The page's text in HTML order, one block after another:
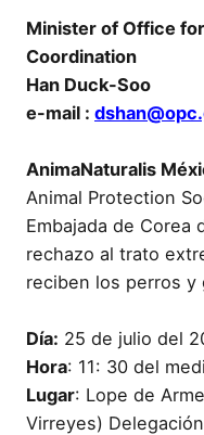
Minister of Office
Coordination
Han Duck-Soo
e-mail :
AnimaNaturalis
Animal Protection
Embajada de Corea
rechazo al trato
reciben los perros y
Dí­a: 25 de julio del
Hora: 11: 30 del
Lugar: Lope de
Virreyes)